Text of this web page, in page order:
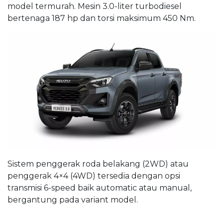
model termurah. Mesin 3.0-liter turbodiesel
bertenaga 187 hp dan torsi maksimum 450 Nm.
Sistem penggerak roda belakang (2WD) atau
penggerak 4×4 (4WD) tersedia dengan opsi
transmisi 6-speed baik automatic atau manual,
bergantung pada variant model.